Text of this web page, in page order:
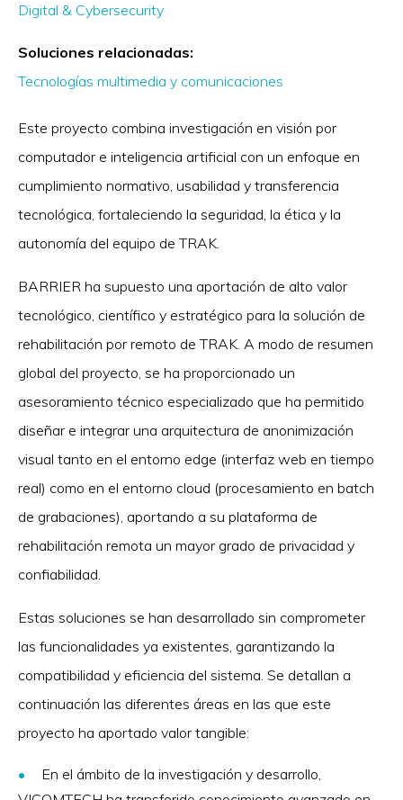
Digital & Cybersecurity
Soluciones relacionadas:
Tecnologías multimedia y comunicaciones
Este proyecto combina investigación en visión por
computador e inteligencia artificial con un enfoque en
cumplimiento normativo, usabilidad y transferencia
tecnológica, fortaleciendo la seguridad, la ética y la
autonomía del equipo de TRAK.
BARRIER ha supuesto una aportación de alto valor
tecnológico, científico y estratégico para la solución de
rehabilitación por remoto de TRAK. A modo de resumen
global del proyecto, se ha proporcionado un
asesoramiento técnico especializado que ha permitido
diseñar e integrar una arquitectura de anonimización
visual tanto en el entorno edge (interfaz web en tiempo
real) como en el entorno cloud (procesamiento en batch
de grabaciones), aportando a su plataforma de
rehabilitación remota un mayor grado de privacidad y
confiabilidad.
Estas soluciones se han desarrollado sin comprometer
las funcionalidades ya existentes, garantizando la
compatibilidad y eficiencia del sistema. Se detallan a
continuación las diferentes áreas en las que este
proyecto ha aportado valor tangible:
En el ámbito de la investigación y desarrollo,